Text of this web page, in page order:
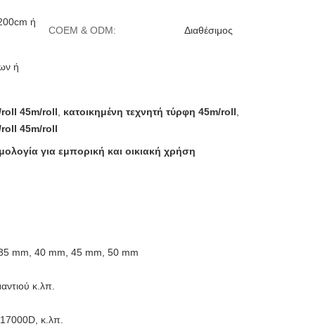
ή
COEM & ODM: Διαθέσιμος
ή
roll 45m/roll κατοικημένη τεχνητή τύρφη 45m/roll
roll 45m/roll
για εμπορική και οικιακή χρήση
mm, 40 mm, 45 mm, 50 mm
κ.λπ.
κ.λπ.